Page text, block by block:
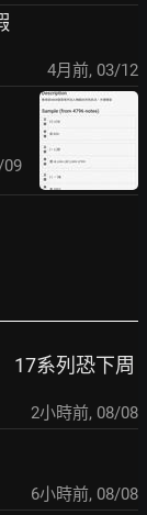
4月前, 03/12
09
17系列恐下周
2小時前, 08/08
6小時前, 08/08